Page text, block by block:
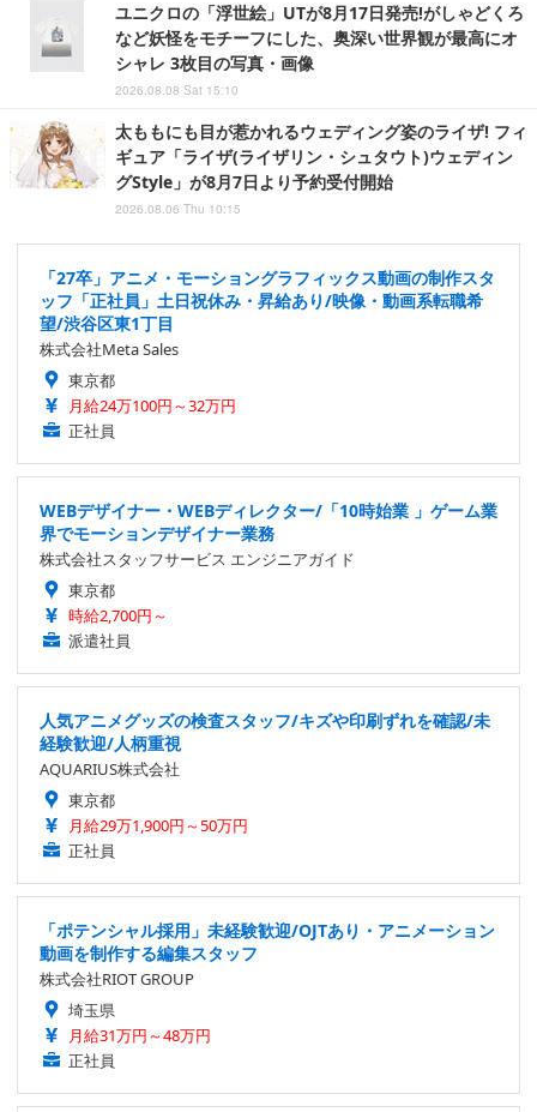
ユニクロの「浮世絵」UTが8月17日発売!がしゃどくろ
など妖怪をモチーフにした、奥深い世界観が最高にオ
シャレ 3枚目の写真・画像
2026.08.08 Sat 15:10
太ももにも目が惹かれるウェディング姿のライザ! フィ
ギュア「ライザ(ライザリン・シュタウト)ウェディン
グStyle」が8月7日より予約受付開始
2026.08.06 Thu 10:15
「27卒」アニメ・モーショングラフィックス動画の制作スタ
ッフ「正社員」土日祝休み・昇給あり/映像・動画系転職希
望/渋谷区東1丁目
株式会社Meta Sales
東京都
月給24万100円～32万円
正社員
WEBデザイナー・WEBディレクター/「10時始業 」ゲーム業
界でモーションデザイナー業務
株式会社スタッフサービス エンジニアガイド
東京都
時給2,700円～
派遣社員
人気アニメグッズの検査スタッフ/キズや印刷ずれを確認/未
経験歓迎/人柄重視
AQUARIUS株式会社
東京都
月給29万1,900円～50万円
正社員
「ポテンシャル採用」未経験歓迎/OJTあり・アニメーション
動画を制作する編集スタッフ
株式会社RIOT GROUP
埼玉県
月給31万円～48万円
正社員